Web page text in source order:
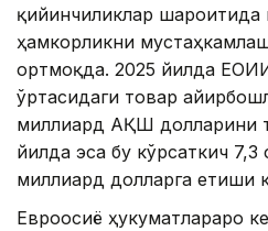
қийинчиликлар шароитида
ҳамкорликни
ортмоқда. 2025 йилда
ўртасидаги товар
миллиард АҚШ долларини
йилда эса бу кўрсаткич 7,3
миллиард долларга етиши
Евроосиё ҳукуматлараро